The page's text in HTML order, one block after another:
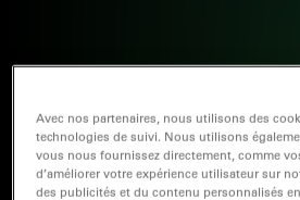
Avec nos partenaires, nous utilisons des
technologies de suivi. Nous utilisons
vous nous fournissez directement, comme
d’améliorer votre expérience utilisateur sur
des publicités et du contenu personnalisés